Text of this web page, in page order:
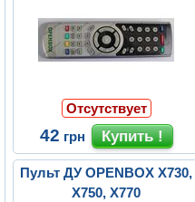
Отсутствует
42 грн
Пульт ДУ OPENBOX Х730,
Х750, Х770